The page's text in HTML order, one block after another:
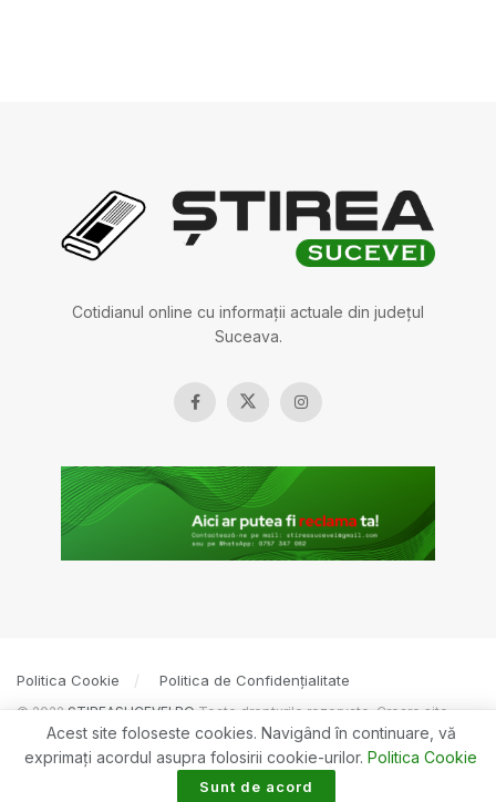
Cotidianul online cu informații actuale din județul
Suceava.
Politica Cookie Politica de Confidențialitate
© 2022 ȘTIREASUCEVEI.RO Toate drepturile rezervate. Creare site
BOSSNET
Acest site foloseste cookies. Navigând în continuare, vă
exprimaţi acordul asupra folosirii cookie-urilor. Politica Cookie
Sunt de acord